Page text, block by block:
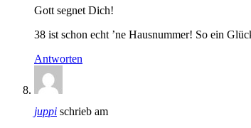
Gott segnet Dich!
38 ist schon echt ’ne Hausnummer! So ein
Antworten
juppi schrieb am